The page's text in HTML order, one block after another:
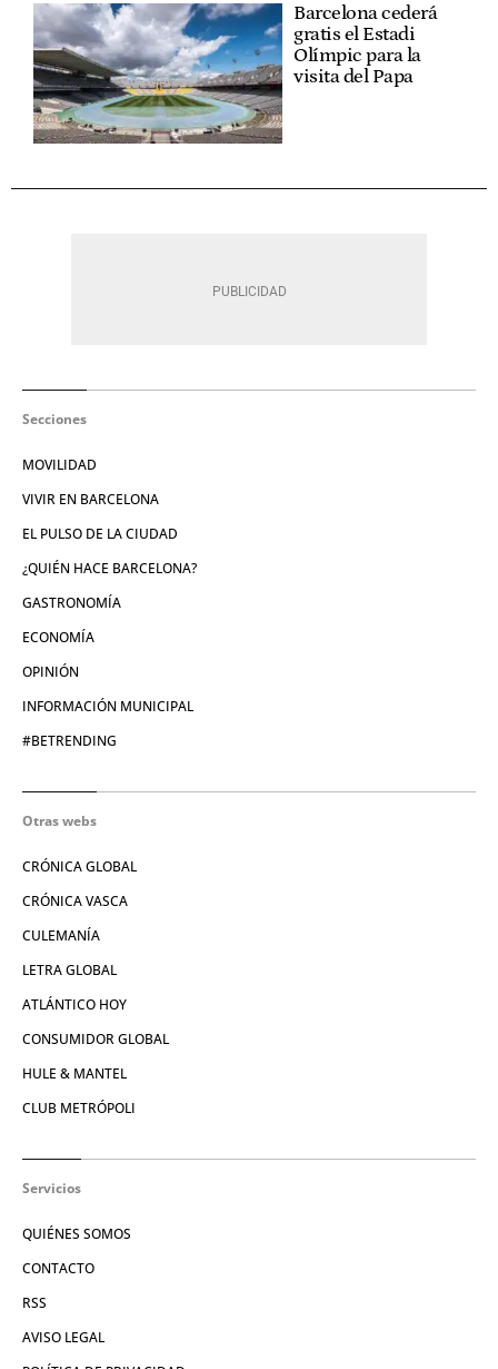
Barcelona cederá
gratis el Estadi
Olímpic para la
visita del Papa
Secciones
MOVILIDAD
VIVIR EN BARCELONA
EL PULSO DE LA CIUDAD
¿QUIÉN HACE BARCELONA?
GASTRONOMÍA
ECONOMÍA
OPINIÓN
INFORMACIÓN MUNICIPAL
#BETRENDING
Otras webs
CRÓNICA GLOBAL
CRÓNICA VASCA
CULEMANÍA
LETRA GLOBAL
ATLÁNTICO HOY
CONSUMIDOR GLOBAL
HULE & MANTEL
CLUB METRÓPOLI
Servicios
QUIÉNES SOMOS
CONTACTO
RSS
AVISO LEGAL